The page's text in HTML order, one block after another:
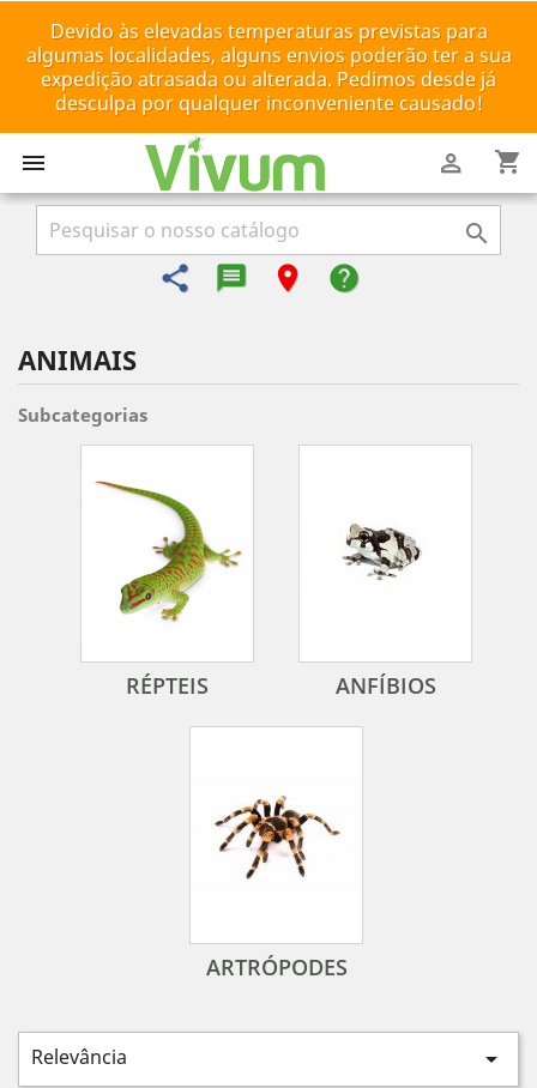
Devido às elevadas temperaturas previstas para
algumas localidades, alguns envios poderão ter a sua
expedição atrasada ou alterada. Pedimos desde já
desculpa por qualquer inconveniente causado!
 shopping_cart


share message-reply-text
room help
ANIMAIS
Subcategorias
RÉPTEIS ANFÍBIOS
ARTRÓPODES
Relevância 